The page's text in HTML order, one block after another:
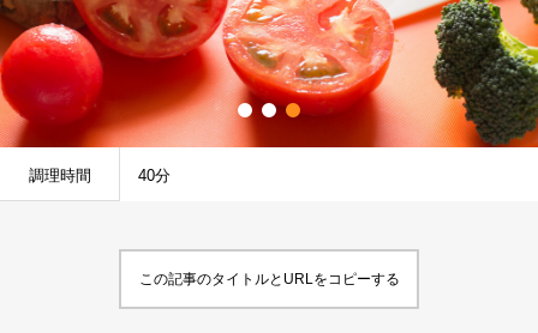
調理時間 40分
この記事のタイトルとURLをコピーする